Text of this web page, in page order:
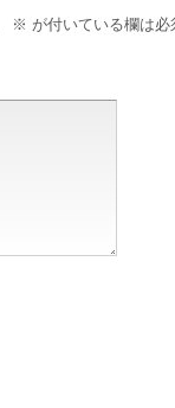
※ が付いている欄は必